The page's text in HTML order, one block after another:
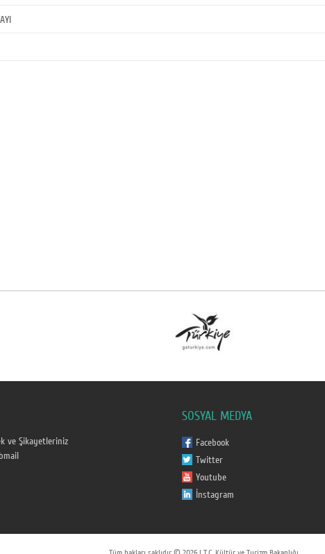
ve Şikayetleriniz
SOSYAL MEDYA
Facebook
Twitter
Youtube
İnstagram